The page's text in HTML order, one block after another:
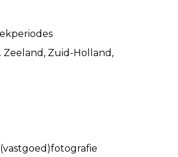
Zeeland, Zuid-Holland,